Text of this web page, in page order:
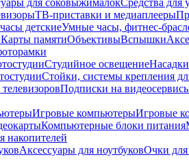
для соковыжималокСредства для
ТВ-приставки и медиаплееры
детскиеУмные часы, фитнес-
Карты памятиОбъективыВспышки
Студийное освещение
Стойки, системы крепления
Подписки на
Игровые компьютерыИгровые
Компьютерные блоки питания
накопителей
Аксессуары для ноутбуковОчки